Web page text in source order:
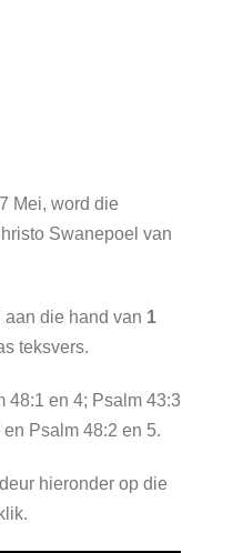
Mei, word die
Swanepoel van
die hand van 1
teksvers.
48:1 en 4; Psalm 43:3
Psalm 48:2 en 5.
hieronder op die